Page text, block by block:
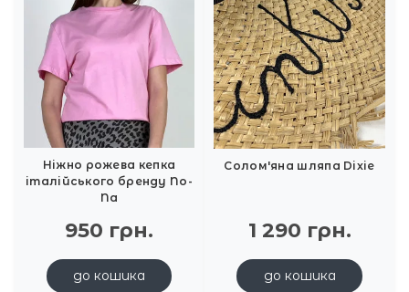
Ніжно рожева кепка
італійського бренду No-
Na
950 грн.
до кошика
Солом'яна шляпа Dixie
1 290 грн.
до кошика